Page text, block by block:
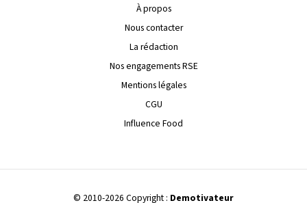
À propos
Nous contacter
La rédaction
Nos engagements RSE
Mentions légales
CGU
Influence Food
© 2010-2026 Copyright : Demotivateur